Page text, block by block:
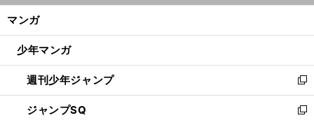
ン
ウ
開
く
マンガ
少年マンガ
週刊少年ジャンプ
新
し
い
ジャンプSQ
新